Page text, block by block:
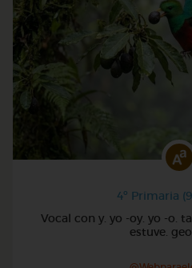
4º Primaria
Vocal con y. yo -oy. yo -o.
estuve.